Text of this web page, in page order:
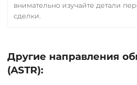
внимательно изучайте детали
сделки.
Другие направления
(ASTR):